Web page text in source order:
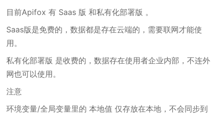
目前Apifox 有 Saas 版 和私有化部署版 。
Saas版是免费的，数据都是存在云端的，需要联网才能使
用。
私有化部署版 是收费的，数据存在使用者企业内部，不连外
网也可以使用。
注意
环境变量/全局变量里的 本地值 仅存放在本地，不会同步到